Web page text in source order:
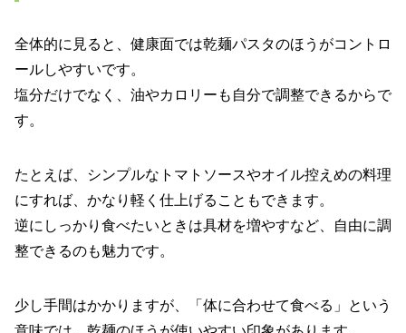
全体的に見ると、健康面では乾麺パスタのほうがコントロ
ールしやすいです。
塩分だけでなく、油やカロリーも自分で調整できるからで
す。
たとえば、シンプルなトマトソースやオイル控えめの料理
にすれば、かなり軽く仕上げることもできます。
逆にしっかり食べたいときは具材を増やすなど、自由に調
整できるのも魅力です。
少し手間はかかりますが、「体に合わせて食べる」という